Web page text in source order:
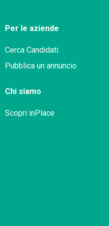
Per le aziende
Cerca Candidati
Pubblica un annuncio
Chi siamo
Scopri inPlace